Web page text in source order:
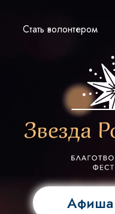
Афиша
Стать волонтером